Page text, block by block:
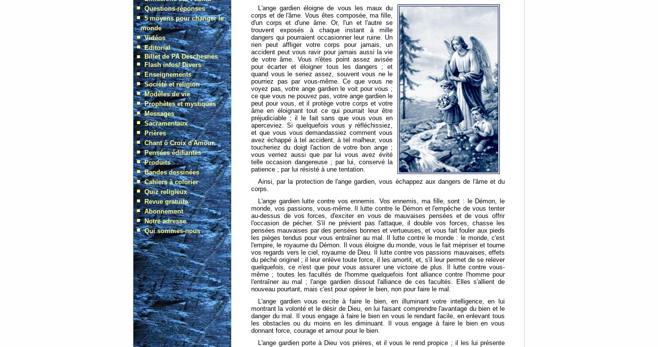
L'ange gardien éloigne de vous les maux du
corps et de l'âme. Vous êtes composée, ma fille,
d'un corps et d'une âme. Or, l'un et l'autre se
trouvent exposés à chaque instant à mille
dangers qui pourraient occasionner leur ruine. Un
rien peut affliger votre corps pour jamais, un
accident peut vous ravir pour jamais aussi la vie
de votre âme. Vous n'êtes point assez avisée
pour écarter et éloigner tous les dangers ; et
quand vous le seriez assez, souvent vous ne le
pourriez pas par vous-même. Ce que vous ne
voyez pas, votre ange gardien le voit pour vous ;
ce que vous ne pouvez pas, votre ange gardien le
peut pour vous, et il protège votre corps et votre
âme en éloignant tout ce qui pourrait leur être
préjudiciable ; il le fait sans que vous vous en
aperceviez. Si quelquefois vous y réfléchissiez,
et que vous vous demandassiez comment vous
avez échappé à tel accident, à tel malheur, vous
toucheriez du doigt l'action de votre bon ange ;
vous verriez aussi que par lui vous avez évité
telle occasion dangereuse ; par lui, conservé la
patience ; par lui résisté à une tentation.
Ainsi, par la protection de l'ange gardien, vous échappez aux dangers de l'âme et du
corps.
L'ange gardien lutte contre vos ennemis. Vos ennemis, ma fille, sont : le Démon, le
monde, vos passions, vous-même. Il lutte contre le Démon et l'empêche de vous tenter
au-dessus de vos forces, d'exciter en vous de mauvaises pensées et de vous offrir
l'occasion de pécher. S'il ne prévient pas l'attaque, il double vos forces, chasse les
pensées mauvaises par des pensées bonnes et vertueuses, et vous fait fouler aux pieds
les pièges tendus pour vous entraîner au mal. Il lutte contre le monde : le monde, c'est
l'empire, le royaume du Démon. Il vous éloigne du monde, vous le fait mépriser et tourne
vos regards vers le ciel, royaume de Dieu. Il lutte contre vos passions mauvaises, effets
du péché originel ; il leur enlève toute force, il les amortit, et, s'il leur permet de se relever
quelquefois, ce n'est que pour vous assurer une victoire de plus. Il lutte contre vous-
même ; toutes les facultés de l'homme quelquefois font alliance contre l'homme pour
l'entraîner au mal ; l'ange gardien dissout l'alliance de ces facultés. Elles s'allient de
nouveau pourtant, mais c'est pour opérer le bien, non pour faire le mal.
L'ange gardien vous excite à faire le bien, en illuminant votre intelligence, en lui
montrant la volonté et le désir de Dieu, en lui faisant comprendre l'avantage du bien et le
danger du mal. Il vous engage à faire le bien en vous le rendant facile, en enlevant tous
les obstacles ou du moins en les diminuant. Il vous engage à faire le bien en vous
donnant force, courage et amour pour le bien.
L'ange gardien porte à Dieu vos prières, et il vous le rend propice ; il les lui présente